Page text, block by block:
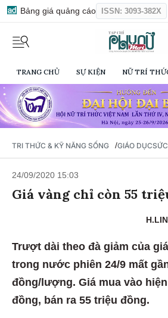
Bảng giá quảng cáo ISSN: 3093-382X
TRANG CHỦ SỰ KIỆN NỮ TRÍ
TRI THỨC & KỸ NĂNG SỐNG /GIÁO DỤC
24/09/2020 15:03
Giá vàng chỉ còn 55
Trượt dài theo đà giảm của
trong nước phiên 24/9 mất
đồng/lượng. Giá mua vào
đồng, bán ra 55 triệu đồng.